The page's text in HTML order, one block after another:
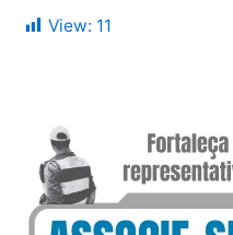
View: 11